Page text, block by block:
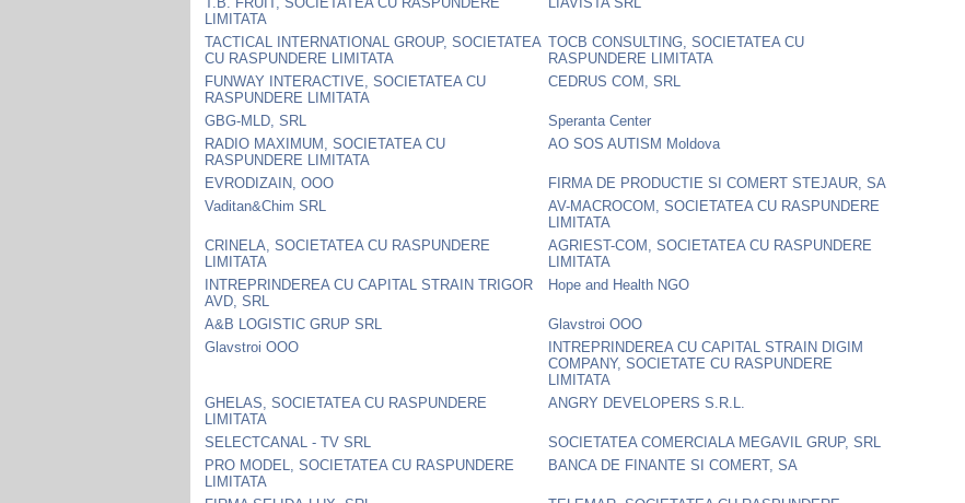
LIMITATA
TACTICAL INTERNATIONAL GROUP, SOCIETATEA
CU RASPUNDERE LIMITATA
TOCB CONSULTING, SOCIETATEA CU
RASPUNDERE LIMITATA
FUNWAY INTERACTIVE, SOCIETATEA CU
RASPUNDERE LIMITATA
CEDRUS COM, SRL
GBG-MLD, SRL
Speranta Center
RADIO MAXIMUM, SOCIETATEA CU
RASPUNDERE LIMITATA
AO SOS AUTISM Moldova
EVRODIZAIN, OOO
FIRMA DE PRODUCTIE SI COMERT STEJAUR, SA
Vaditan&Chim SRL
AV-MACROCOM, SOCIETATEA CU RASPUNDERE
LIMITATA
CRINELA, SOCIETATEA CU RASPUNDERE
LIMITATA
AGRIEST-COM, SOCIETATEA CU RASPUNDERE
LIMITATA
INTREPRINDEREA CU CAPITAL STRAIN TRIGOR
AVD, SRL
Hope and Health NGO
A&B LOGISTIC GRUP SRL
Glavstroi OOO
Glavstroi OOO
INTREPRINDEREA CU CAPITAL STRAIN DIGIM
COMPANY, SOCIETATE CU RASPUNDERE
LIMITATA
GHELAS, SOCIETATEA CU RASPUNDERE
LIMITATA
ANGRY DEVELOPERS S.R.L.
SELECTCANAL - TV SRL
SOCIETATEA COMERCIALA MEGAVIL GRUP, SRL
PRO MODEL, SOCIETATEA CU RASPUNDERE
LIMITATA
BANCA DE FINANTE SI COMERT, SA